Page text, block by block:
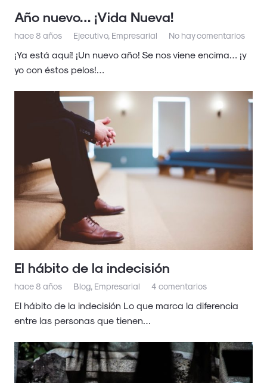
Año nuevo… ¡Vida Nueva!
hace 8 años Ejecutivo, Empresarial No hay comentarios
¡Ya está aquí! ¡Un nuevo año! Se nos viene encima… ¡y
yo con éstos pelos!…
El hábito de la indecisión
hace 8 años Blog, Empresarial 4comentarios
El hábito de la indecisión Lo que marca la diferencia
entre las personas que tienen…